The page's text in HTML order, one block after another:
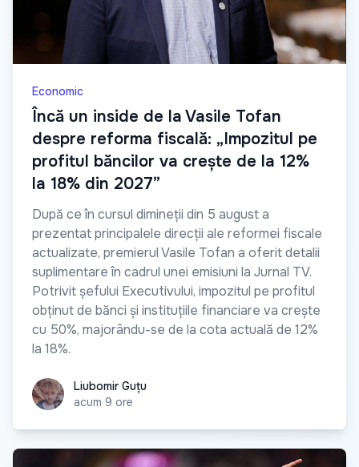
Economic
Încă un inside de la Vasile Tofan
despre reforma fiscală: „Impozitul pe
profitul băncilor va crește de la 12%
la 18% din 2027”
După ce în cursul dimineții din 5 august a
prezentat principalele direcții ale reformei fiscale
actualizate, premierul Vasile Tofan a oferit detalii
suplimentare în cadrul unei emisiuni la Jurnal TV.
Potrivit șefului Executivului, impozitul pe profitul
obținut de bănci și instituțiile financiare va crește
cu 50%, majorându-se de la cota actuală de 12%
la 18%.
Liubomir Guțu
Liubomir Guțu
acum 9 ore